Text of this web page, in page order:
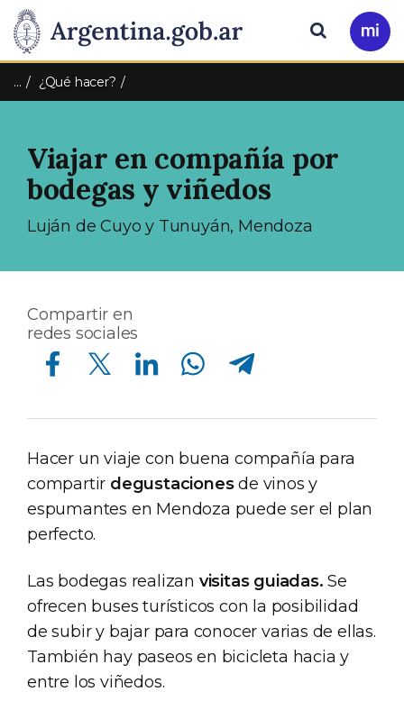
Presidencia
de
Nación
Pasar al contenido principal
Ir
a
Buscar
… ¿Qué hacer?
Viajar en compañía por
bodegas y viñedos
Luján de Cuyo y Tunuyán, Mendoza
Compartir en
redes sociales
Compartir en Facebook Compartir en Twitter Compartir en Linkedin Compartir en Whatsapp Compartir en Telegram
Hacer un viaje con buena compañía para
compartir degustacionesde vinos y
espumantes en Mendoza puede ser el plan
perfecto.
Las bodegas realizan visitas guiadas. Se
ofrecen buses turísticos con la posibilidad
de subir y bajar para conocer varias de ellas.
También hay paseos en bicicleta hacia y
entre los viñedos.